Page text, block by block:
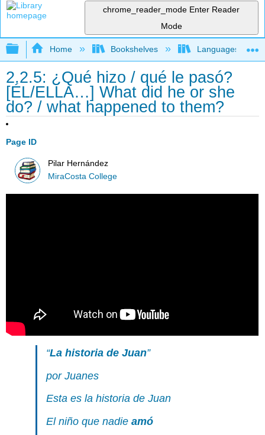
chrome_reader_mode Enter Reader
Mode
Expand/collapse global hierarchy
Home Bookshelves Languages
2.2.5: ¿Qué hizo / qué le pasó?
[ÉL/ELLA…] What did he or she
do? / what happened to them?
Page ID
Pilar Hernández
MiraCosta College
“La historia de Juan”
por Juanes
Esta es la historia de Juan
El niño que nadieamó